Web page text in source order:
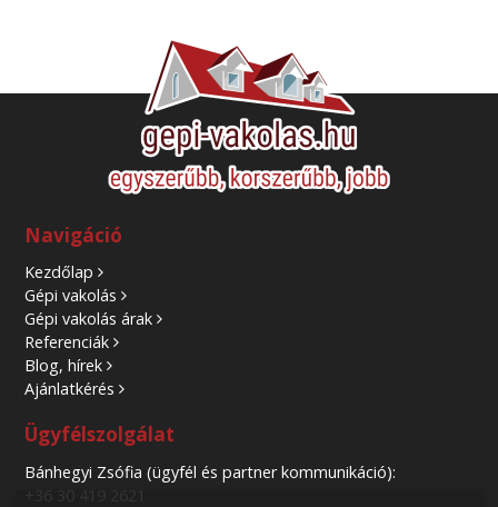
Navigáció
Kezdőlap
Gépi vakolás
Gépi vakolás árak
Referenciák
Blog, hírek
Ajánlatkérés
Ügyfélszolgálat
Bánhegyi Zsófia (ügyfél és partner kommunikáció):